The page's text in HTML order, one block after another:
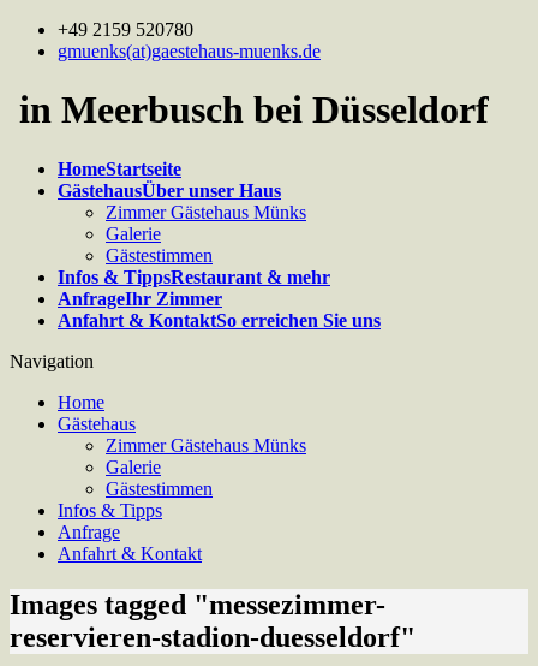
+49 2159 520780
gmuenks(at)gaestehaus-muenks.de
in Meerbusch bei Düsseldorf
HomeStartseite
GästehausÜber unser Haus
Zimmer Gästehaus Münks
Galerie
Gästestimmen
Infos & TippsRestaurant & mehr
AnfrageIhr Zimmer
Anfahrt & KontaktSo erreichen Sie uns
Navigation
Home
Gästehaus
Zimmer Gästehaus Münks
Galerie
Gästestimmen
Infos & Tipps
Anfrage
Anfahrt & Kontakt
Images tagged "messezimmer-
reservieren-stadion-duesseldorf"